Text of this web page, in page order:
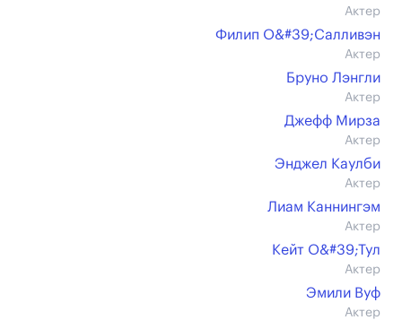
Актер
Филип О&#39;Салливэн
Актер
Бруно Лэнгли
Актер
Джефф Мирза
Актер
Энджел Каулби
Актер
Лиам Каннингэм
Актер
Кейт О&#39;Тул
Актер
Эмили Вуф
Актер